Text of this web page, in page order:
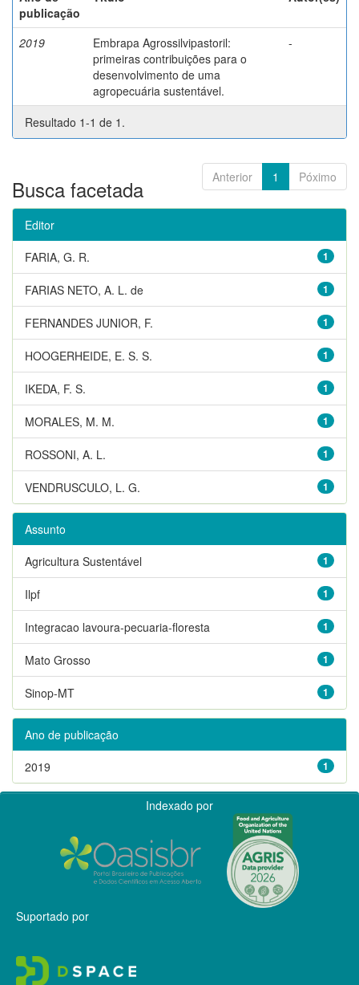
publicação
2019
Embrapa Agrossilvipastoril:
primeiras contribuições para o
desenvolvimento de uma
agropecuária sustentável.
-
Resultado 1-1 de 1.
Anterior 1 Póximo
Busca facetada
Editor
1
FARIA, G. R.
1
FARIAS NETO, A. L. de
1
FERNANDES JUNIOR, F.
1
HOOGERHEIDE, E. S. S.
1
IKEDA, F. S.
1
MORALES, M. M.
1
ROSSONI, A. L.
1
VENDRUSCULO, L. G.
Assunto
1
Agricultura Sustentável
1
Ilpf
1
Integracao lavoura-pecuaria-floresta
1
Mato Grosso
1
Sinop-MT
Ano de publicação
1
2019
Indexado por
Suportado por